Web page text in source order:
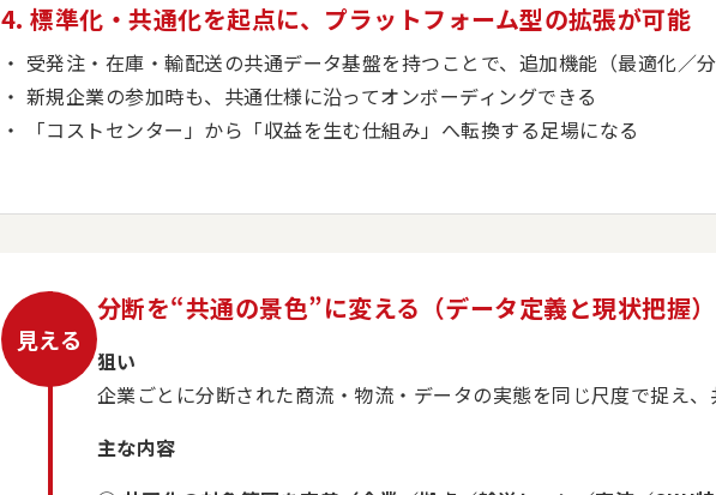
4. 標準化・共通化を起点に、プラットフォーム型の拡張が可能
受発注・在庫・輸配送の共通データ基盤を持つことで、追加機能（最適化／
新規企業の参加時も、共通仕様に沿ってオンボーディングできる
「コストセンター」から「収益を生む仕組み」へ転換する足場になる
見える
分断を“共通の景色”に変える（データ定義と現状把握）
狙い
企業ごとに分断された商流・物流・データの実態を同じ尺度で捉え
主な内容